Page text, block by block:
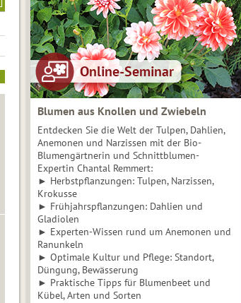
Blumen aus Knollen und Zwiebeln
Entdecken Sie die Welt der Tulpen, Dahlien,
Anemonen und Narzissen mit der Bio-
Blumengärtnerin und Schnittblumen-
Expertin Chantal Remmert:
► Herbstpflanzungen: Tulpen, Narzissen,
Krokusse
► Frühjahrspflanzungen: Dahlien und
Gladiolen
► Experten-Wissen rund um Anemonen und
Ranunkeln
► Optimale Kultur und Pflege: Standort,
Düngung, Bewässerung
► Praktische Tipps für Blumenbeet und
Kübel, Arten und Sorten